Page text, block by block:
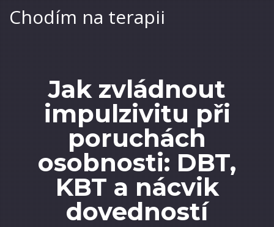
Chodím na terapii
Jak zvládnout
impulzivitu při
poruchách
osobnosti: DBT,
KBT a nácvik
dovedností